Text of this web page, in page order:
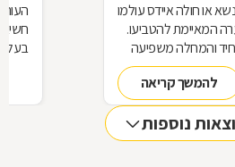
או חולה איידס עולמו
המאיימת להטביעו.
והמחלה משפיעה
ניתן לעשות כדי להקל
להמשך קריאה
העור
מאת:
נוספות